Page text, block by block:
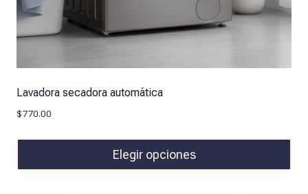
Lavadora secadora automática
$770.00
Elegir opciones